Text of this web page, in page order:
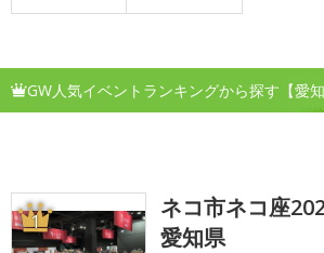
GW人気イベントランキングから探す【愛知
1
ネコ市ネコ座
愛知県